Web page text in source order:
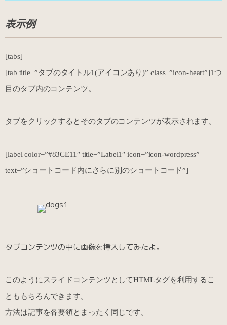
表示例
[tabs]
[tab title=”タブのタイトル1(アイコンあり)” class=”icon-heart”]1つ
目のタブ内のコンテンツ。
タブをクリックするとそのタブのコンテンツが表示されます。
[label color=”#83CE11″ title=”Label1″ icon=”icon-wordpress”
text=”ショートコード内にさらに別のショートコード”]
タブコンテンツの中に画像を挿入してみたよ。
このようにスライドコンテンツとしてHTMLタグを利用するこ
とももちろんできます。
方法は記事を各要領とまったく同じです。